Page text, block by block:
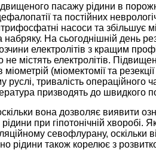
пасажу рідини в
та постійних
насоси та збільшує
набряку. На сьогоднішній день
електролітів з кращим
не містять електролітів.
(міомектомії та
тривалість операційного
призводять до швидкого
вона дозволяє виявити
при гіпотонічній хворобі.
севофлурану, оскільки
рідини також корелює з